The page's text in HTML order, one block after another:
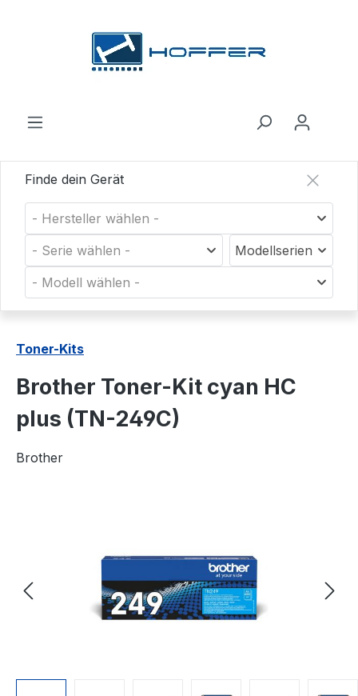
Finde dein Gerät
- Hersteller wählen -
- Serie wählen -
Modellserien
- Modell wählen -
Toner-Kits
Brother Toner-Kit cyan HC
plus (TN-249C)
Brother